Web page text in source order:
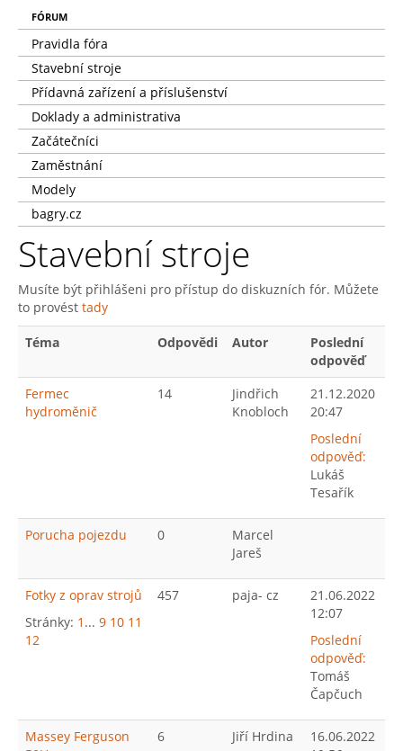
FÓRUM
Pravidla fóra
Stavební stroje
Přídavná zařízení a příslušenství
Doklady a administrativa
Začátečníci
Zaměstnání
Modely
bagry.cz
Stavební stroje
Musíte být přihlášeni pro přístup do diskuzních fór. Můžete
to provést tady
Téma Odpovědi Autor
Poslední
odpověď
Fermec
hydroměnič
14
Jindřich
Knobloch
21.12.2020
20:47
Poslední
odpověď:
Lukáš
Tesařík
Porucha pojezdu 0
Marcel
Jareš
Fotky z oprav strojů
Stránky: 1 ... 9 10 11
12
457 paja- cz
21.06.2022
12:07
Poslední
odpověď:
Tomáš
Čapčuch
Massey Ferguson
6 Jiří Hrdina
16.06.2022